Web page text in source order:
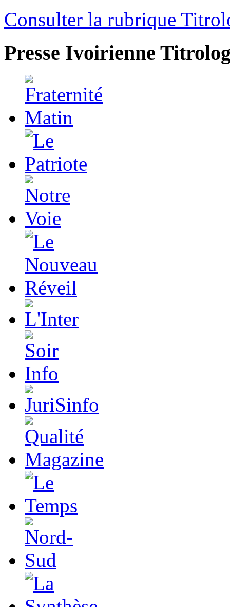
Consulter la rubrique
Presse Ivoirienne